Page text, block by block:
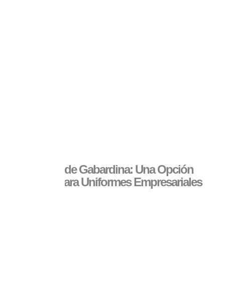
Camisas de Gabardina: Una Opción
Versátil para Uniformes Empresariales